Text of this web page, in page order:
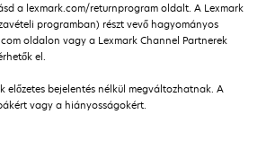
a lexmark.com/returnprogram oldalt. A Lexmark
programban) részt vevő hagyományos
oldalon vagy a Lexmark Channel Partnerek
el.
előzetes bejelentés nélkül megváltozhatnak. A
vagy a hiányosságokért.